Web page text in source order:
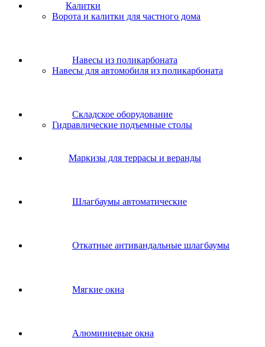
Калитки
Ворота и калитки для частного дома
Навесы из поликарбоната
Навесы для автомобиля из поликарбоната
Складское оборудование
Гидравлические подъемные столы
Маркизы для террасы и веранды
Шлагбаумы автоматические
Откатные антивандальные шлагбаумы
Мягкие окна
Алюминиевые окна